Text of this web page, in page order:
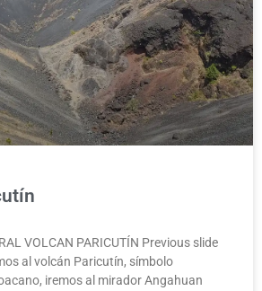
VOLCAN PARICUTÍN Previous slide
al volcán Paricutín, símbolo
iremos al mirador Angahuan